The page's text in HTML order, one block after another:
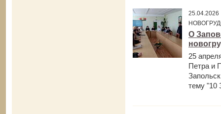
О
25
Петра и
тему "10